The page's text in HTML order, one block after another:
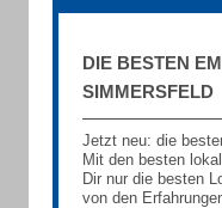
DIE BESTEN
SIMMERSFELD
Jetzt neu: die
Mit den besten
Dir nur die besten
von den